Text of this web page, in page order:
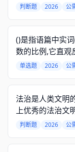
判断题 2026 公
()是指语篇中实
数的比例,它直观
度。
单选题 2026 公
法治是人类文明
上优秀的法治文
判断题 2026 公